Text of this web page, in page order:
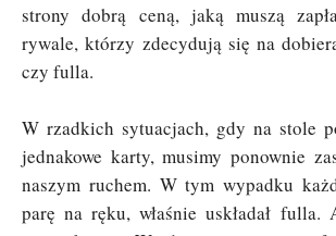
strony dobrą ceną, jaką muszą
rywale, którzy zdecydują się na
czy fulla.
W rzadkich sytuacjach, gdy na stole
jednakowe karty, musimy ponownie
naszym ruchem. W tym wypadku
parę na ręku, właśnie uskładał